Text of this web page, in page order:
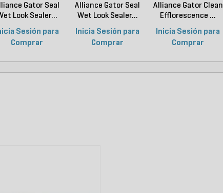
Gator Seal
Look Sealer...
Sesión para
Comprar
Alliance Gator Seal
Wet Look Sealer...
Inicia Sesión para
Comprar
Alliance Gator Clean
Efflorescence ...
Inicia Sesión para
Comprar